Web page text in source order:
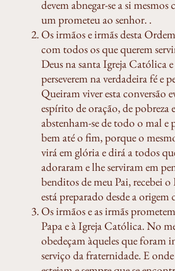
devem abnegar-se a si
um prometeu ao senhor. .
Os irmãos e irmãs desta
com todos os que querem
Deus na santa Igreja Católica
perseverem na verdadeira fé e
Queiram viver esta conversão
espírito de oração, de pobreza
abstenham-se de todo o mal e
bem até o fim, porque o
virá em glória e dirá a todos
adoraram e lhe serviram em
benditos de meu Pai, recebei
está preparado desde a
Os irmãos e as irmãs
Papa e à Igreja Católica. No
obedeçam àqueles que foram
serviço da fraternidade. E